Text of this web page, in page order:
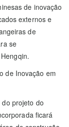
de inovação
externos e
de
se
de Inovação em
projeto do
ficará